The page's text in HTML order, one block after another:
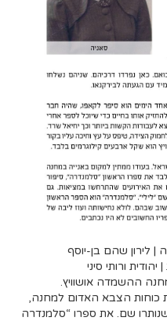
| לירון שהם בן-יוסף
ורותי סיני
1945 עם כניסת כוחות הצבא האדום למחנה,
שנותרו שם. את ספרו “סלמנדרה